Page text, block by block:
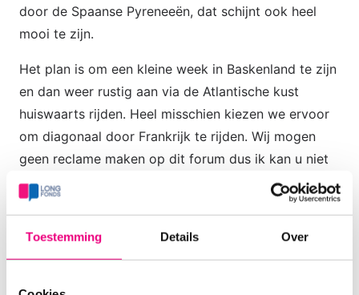
Toestemming Details Over
door de Spaanse Pyreneeën, dat schijnt ook heel
mooi te zijn.
Het plan is om een kleine week in Baskenland te zijn
en dan weer rustig aan via de Atlantische kust
huiswaarts rijden. Heel misschien kiezen we ervoor
om diagonaal door Frankrijk te rijden. Wij mogen
geen reclame maken op dit forum dus ik kan u niet
vertellen dat lieve vrienden van ons Chateau du
Tirondet in Le Creuse tot een vakantieparadijsje
sterrenhemel zien, genieten van de ultieme rust en